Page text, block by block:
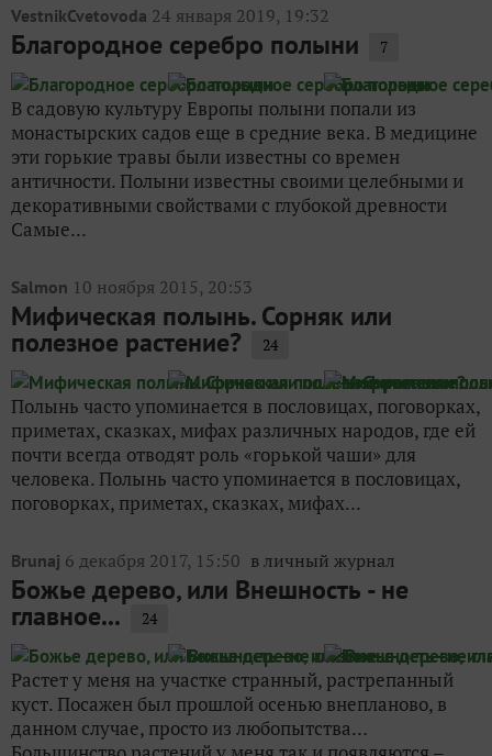
VestnikCvetovoda 24 января 2019, 19:32
Благородное серебро полыни 7
В садовую культуру Европы полыни попали из
монастырских садов еще в средние века. В медицине
эти горькие травы были известны со времен
античности. Полыни известны своими целебными и
декоративными свойствами с глубокой древности
Самые...
Salmon 10 ноября 2015, 20:53
Мифическая полынь. Сорняк или
полезное растение? 24
Полынь часто упоминается в пословицах, поговорках,
приметах, сказках, мифах различных народов, где ей
почти всегда отводят роль «горькой чаши» для
человека. Полынь часто упоминается в пословицах,
поговорках, приметах, сказках, мифах...
Brunaj 6 декабря 2017, 15:50 в личный журнал
Божье дерево, или Внешность - не
главное... 24
Растет у меня на участке странный, растрепанный
куст. Посажен был прошлой осенью внепланово, в
данном случае, просто из любопытства…